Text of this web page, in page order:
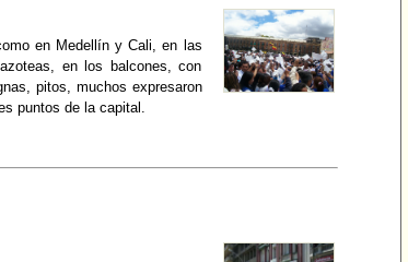
en Medellín y Cali, en las
en los balcones, con
pitos, muchos expresaron
puntos de la capital.